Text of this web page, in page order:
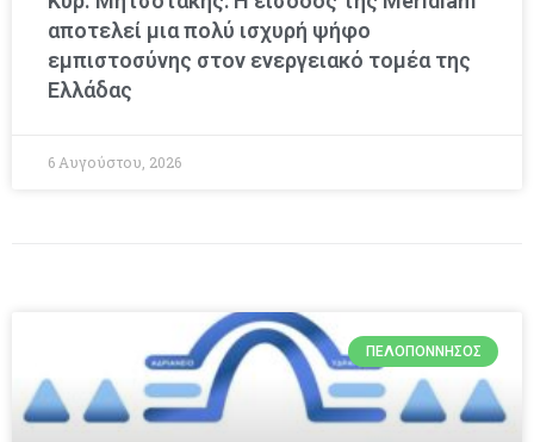
αποτελεί μια πολύ ισχυρή ψήφο
εμπιστοσύνης στον ενεργειακό τομέα της
Ελλάδας
6 Αυγούστου, 2026
ΠΕΛΟΠΌΝΝΗΣΟΣ